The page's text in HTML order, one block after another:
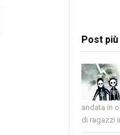
Post
andata in
di ragazzi